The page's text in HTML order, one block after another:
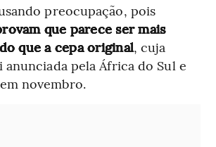
preocupação, pois
que parece ser mais
que a cepa original, cuja
pela África do Sul e
novembro.